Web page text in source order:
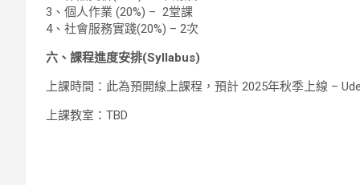
3、個人作業 (20%) – 2堂課
4、社會服務實踐(20%) – 2次
六、課程進度安排(Syllabus)
上課時間：此為預開線上課程，預計 2025年秋季上線 –
上課教室：TBD